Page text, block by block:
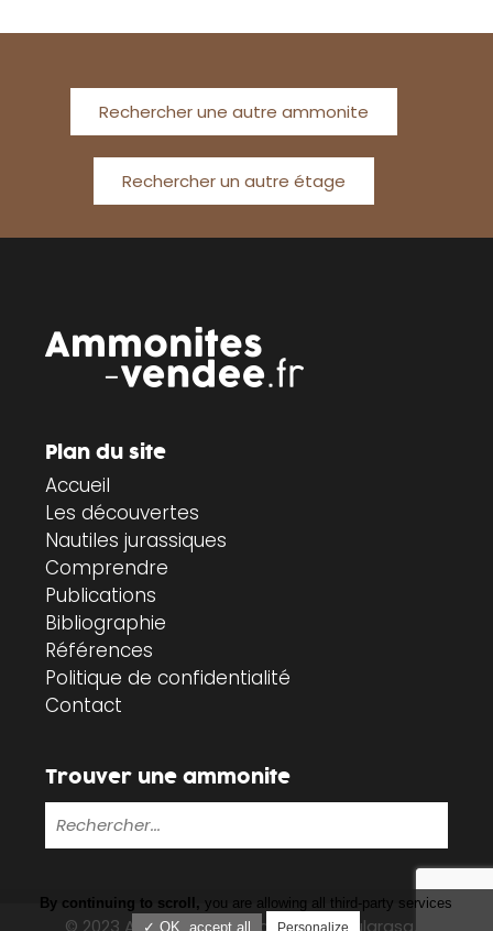
Rechercher une autre ammonite
Rechercher un autre étage
Plan du site
Accueil
Les découvertes
Nautiles jurassiques
Comprendre
Publications
Bibliographie
Références
Politique de confidentialité
Contact
Trouver une ammonite
By continuing to scroll, you are allowing all third-party services
✓ OK, accept all
Personalize